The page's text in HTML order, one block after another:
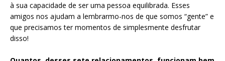
à sua capacidade de ser uma pessoa equilibrada. Esses
amigos nos ajudam a lembrarmo-nos de que somos “gente” e
que precisamos ter momentos de simplesmente desfrutar
disso!